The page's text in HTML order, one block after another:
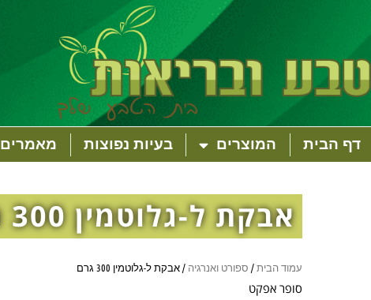
דף הבית המוצרים בעיות נפוצות מאמרים
אבקת ל-גלוטמין 300 גרם
עמוד הבית/ ספורט ואנרגיה / אבקת ל-גלוטמין 300 גרם
סופר אפקט